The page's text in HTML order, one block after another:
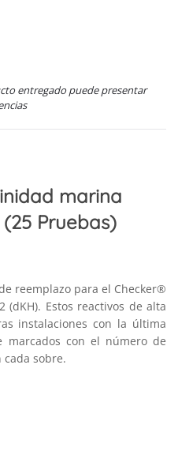
entregado puede presentar
marina
Pruebas)
reemplazo para el Checker®
(dKH). Estos reactivos de alta
instalaciones con la última
marcados con el número de
sobre.